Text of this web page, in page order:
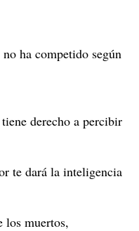
ha competido según
derecho a percibir
te dará la inteligencia
los muertos,